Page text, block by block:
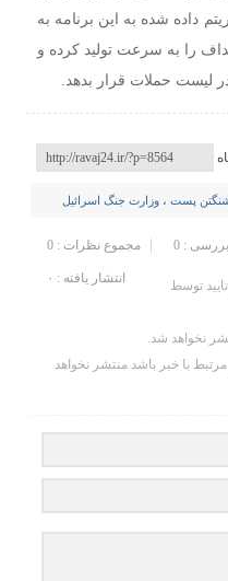
داده شده به این برنامه به
را به سرعت تولید کرده و
لیست حملات قرار بدهد.
پست ،وزارت جنگ اسرائیل
مجموع نظرات : 0 : 0
انتشار یافته : ۰
توسط
نخواهد شد.
با خبر باشد منتشر نخواهد